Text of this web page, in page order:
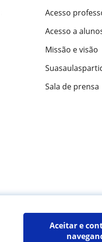
Aceitar e
Acesso
Acesso a
Missão e visão
Sala de prensa
opiniões de alunos